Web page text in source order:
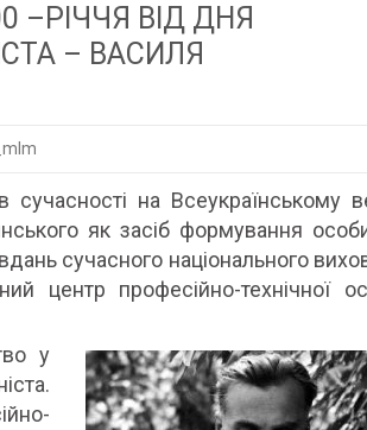
–РІЧЧЯ ВІД ДНЯ
– ВАСИЛЯ
сучасності на Всеукраїнському
як засіб формування
сучасного національного
центр професійно-технічної
у